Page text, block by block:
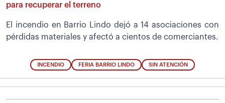
para recuperar el terreno
El incendio en Barrio Lindo dejó a 14 asociaciones con
pérdidas materiales y afectó a cientos de comerciantes.
INCENDIO FERIA BARRIO LINDO SIN ATENCIÓN